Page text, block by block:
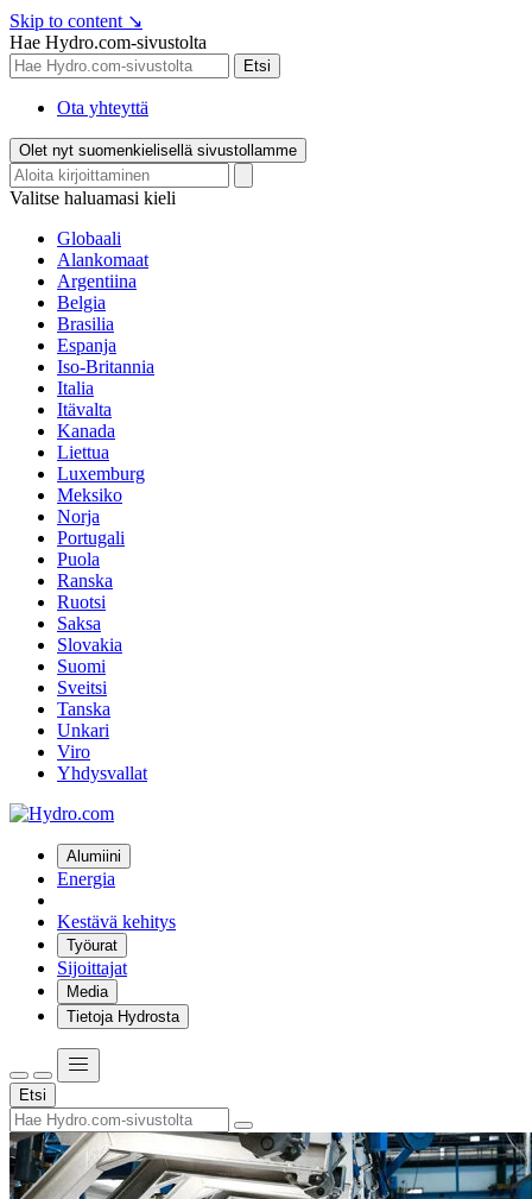
Skip to content ↘
Hae Hydro.com-sivustolta
Etsi
Ota yhteyttä
Olet nyt suomenkielisellä sivustollamme
Valitse haluamasi kieli
Globaali
Alankomaat
Argentiina
Belgia
Brasilia
Espanja
Iso-Britannia
Italia
Itävalta
Kanada
Liettua
Luxemburg
Meksiko
Norja
Portugali
Puola
Ranska
Ruotsi
Saksa
Slovakia
Suomi
Sveitsi
Tanska
Unkari
Viro
Yhdysvallat
Alumiini
Energia
Kestävä kehitys
Työurat
Sijoittajat
Media
Tietoja Hydrosta
Etsi